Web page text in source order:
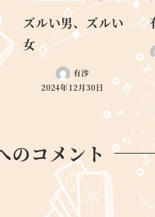
ズルい男、ズルい
女
有沙
2024年12月30日
のコメント